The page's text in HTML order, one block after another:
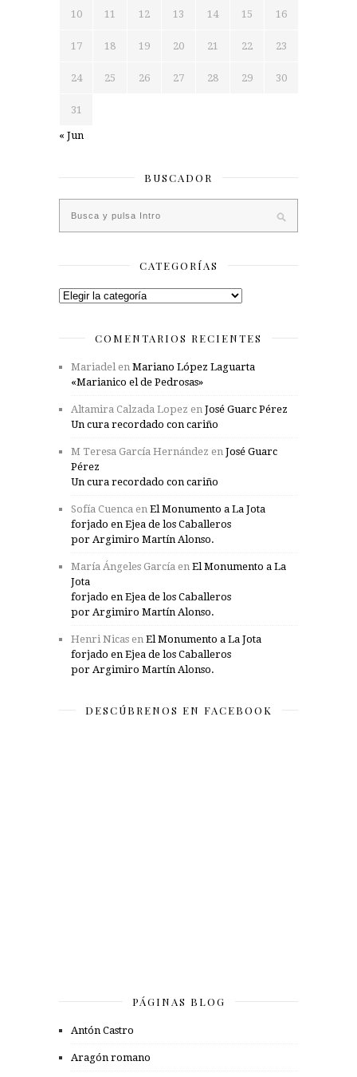
10 11 12 13 14 15 16
17 18 19 20 21 22 23
24 25 26 27 28 29 30
31
« Jun
BUSCADOR
CATEGORÍAS
Categorías
COMENTARIOS RECIENTES
Mariadel en Mariano López Laguarta
«Marianico el de Pedrosas»
Altamira Calzada Lopez en José Guarc Pérez
Un cura recordado con cariño
M Teresa García Hernández en José Guarc
Pérez
Un cura recordado con cariño
Sofía Cuenca en El Monumento a La Jota
forjado en Ejea de los Caballeros
por Argimiro Martín Alonso.
María Ángeles García en El Monumento a La
Jota
forjado en Ejea de los Caballeros
por Argimiro Martín Alonso.
Henri Nicas en El Monumento a La Jota
forjado en Ejea de los Caballeros
por Argimiro Martín Alonso.
DESCÚBRENOS EN FACEBOOK
PÁGINAS BLOG
Antón Castro
Aragón romano